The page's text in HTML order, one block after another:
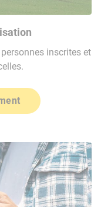
inscrites et